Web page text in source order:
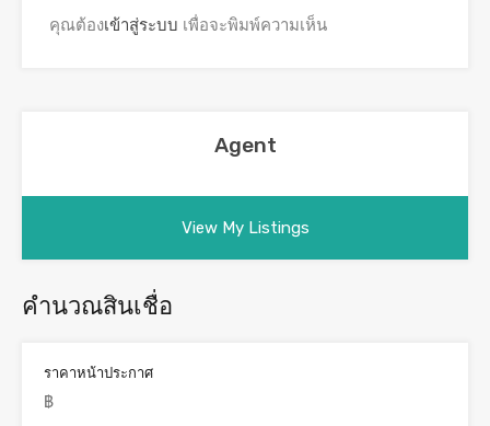
คุณต้องเข้าสู่ระบบ เพื่อจะพิมพ์ความเห็น
Agent
View My Listings
คำนวณสินเชื่อ
ราคาหน้าประกาศ